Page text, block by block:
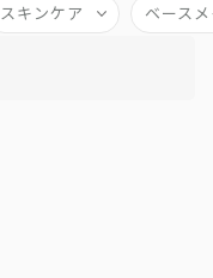
スキンケア ベース